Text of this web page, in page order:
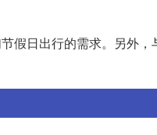
假日出行的需求。另外